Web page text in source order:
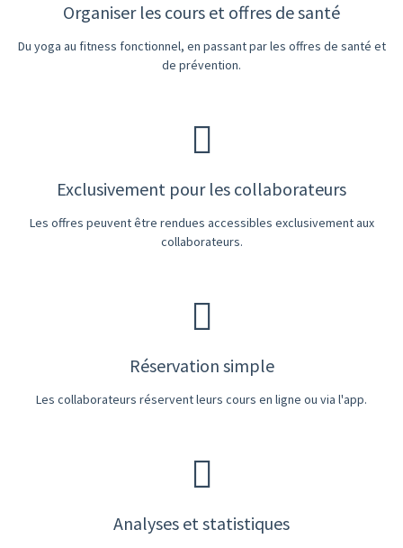
Organiser les cours et offres de santé
Du yoga au fitness fonctionnel, en passant par les offres de santé et
de prévention.
Exclusivement pour les collaborateurs
Les offres peuvent être rendues accessibles exclusivement aux
collaborateurs.
Réservation simple
Les collaborateurs réservent leurs cours en ligne ou via l'app.
Analyses et statistiques